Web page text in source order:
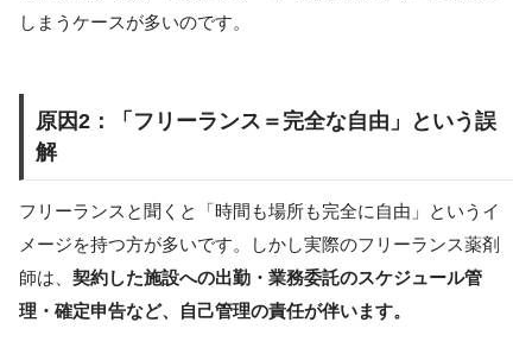
しまうケースが多いのです。
原因2：「フリーランス＝完全な自由」という誤
解
フリーランスと聞くと「時間も場所も完全に自由」というイ
メージを持つ方が多いです。しかし実際のフリーランス薬剤
師は、 契約した施設への出勤・業務委託のスケジュール管
理・確定申告など、自己管理の責任が伴います。